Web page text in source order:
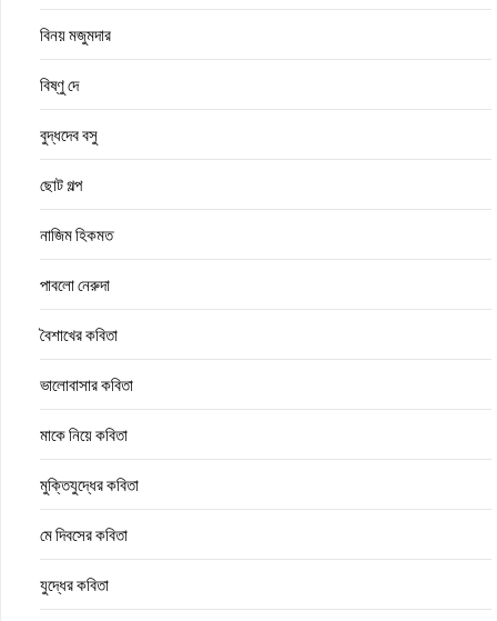
বিনয় মজুমদার
বিষ্ণু দে
বুদ্ধদেব বসু
ছোট গল্প
নাজিম হিকমত
পাবলো নেরুদা
বৈশাখের কবিতা
ভালোবাসার কবিতা
মাকে নিয়ে কবিতা
মুক্তিযুদ্ধের কবিতা
মে দিবসের কবিতা
যুদ্ধের কবিতা